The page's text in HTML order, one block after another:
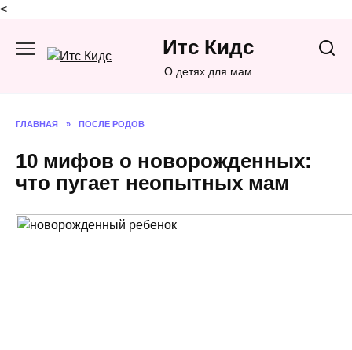
<
содержанию
Итс Кидс
О детях для мам
ГЛАВНАЯ » ПОСЛЕ РОДОВ
10 мифов о новорожденных:
что пугает неопытных мам